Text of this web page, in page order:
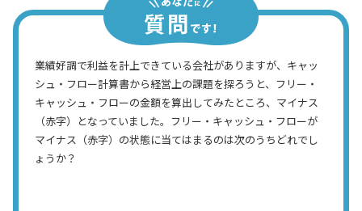
業績好調で利益を計上できている会社がありますが、キャッ
シュ・フロー計算書から経営上の課題を探ろうと、フリー・
キャッシュ・フローの金額を算出してみたところ、マイナス
（赤字）となっていました。フリー・キャッシュ・フローが
マイナス（赤字）の状態に当てはまるのは次のうちどれでし
ょうか？